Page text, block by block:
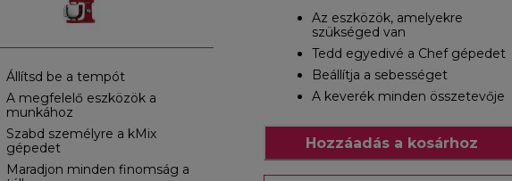
Állítsd be a tempót
A megfelelő eszközök a
munkához
Szabd személyre a kMix
gépedet
Maradjon minden finomság a
Az eszközök, amelyekre
szükséged van
Tedd egyedivé a Chef gépedet
Beállítja a sebességet
A keverék minden összetevője
Hozzáadás a kosárhoz